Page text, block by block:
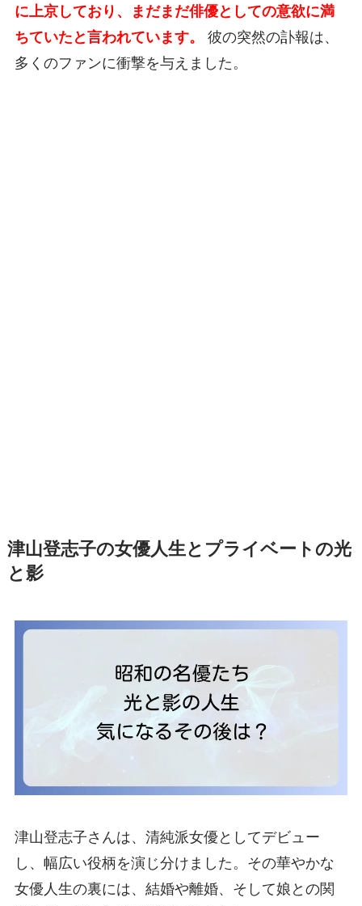
に上京しており、まだまだ俳優としての意欲に満
ちていたと言われています。
彼の突然の訃報は、
多くのファンに衝撃を与えました。
津山登志子の女優人生とプライベートの光
と影
津山登志子さんは、清純派女優としてデビュー
し、幅広い役柄を演じ分けました。その華やかな
女優人生の裏には、結婚や離婚、そして娘との関